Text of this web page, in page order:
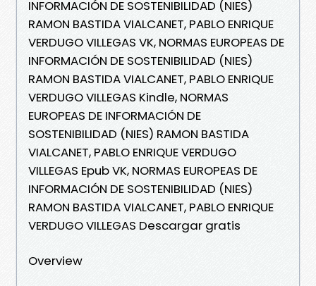
INFORMACIÓN DE SOSTENIBILIDAD (NIES)
RAMON BASTIDA VIALCANET, PABLO ENRIQUE
VERDUGO VILLEGAS VK, NORMAS EUROPEAS DE
INFORMACIÓN DE SOSTENIBILIDAD (NIES)
RAMON BASTIDA VIALCANET, PABLO ENRIQUE
VERDUGO VILLEGAS Kindle, NORMAS
EUROPEAS DE INFORMACIÓN DE
SOSTENIBILIDAD (NIES) RAMON BASTIDA
VIALCANET, PABLO ENRIQUE VERDUGO
VILLEGAS Epub VK, NORMAS EUROPEAS DE
INFORMACIÓN DE SOSTENIBILIDAD (NIES)
RAMON BASTIDA VIALCANET, PABLO ENRIQUE
VERDUGO VILLEGAS Descargar gratis
Overview